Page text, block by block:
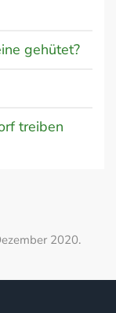
gehütet?
treiben
2020.